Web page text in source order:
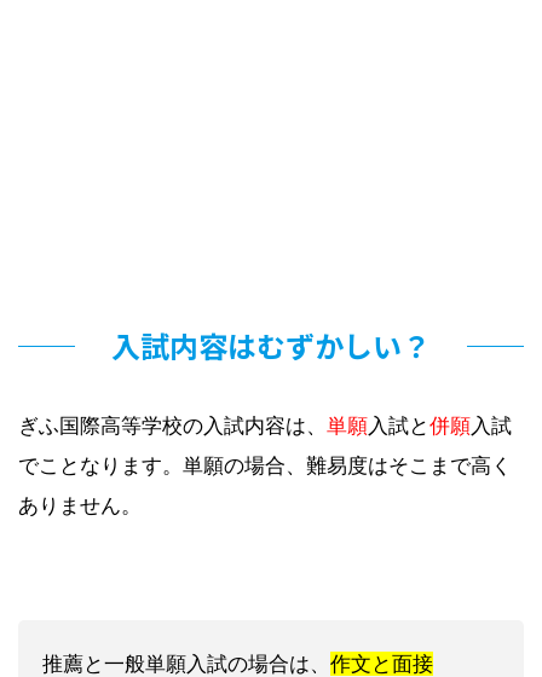
入試内容はむずかしい？
ぎふ国際高等学校の入試内容は、 単願入試と併願入試
でことなります。単願の場合、難易度はそこまで高く
ありません。
推薦と一般単願入試の場合は、 作文と面接